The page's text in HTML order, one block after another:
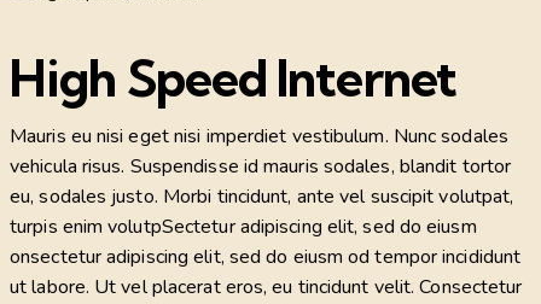
High Speed Internet
Mauris eu nisi eget nisi imperdiet vestibulum. Nunc sodales
vehicula risus. Suspendisse id mauris sodales, blandit tortor
eu, sodales justo. Morbi tincidunt, ante vel suscipit volutpat,
turpis enim volutpSectetur adipiscing elit, sed do eiusm
onsectetur adipiscing elit, sed do eiusm od tempor incididunt
ut labore. Ut vel placerat eros, eu tincidunt velit. Consectetur